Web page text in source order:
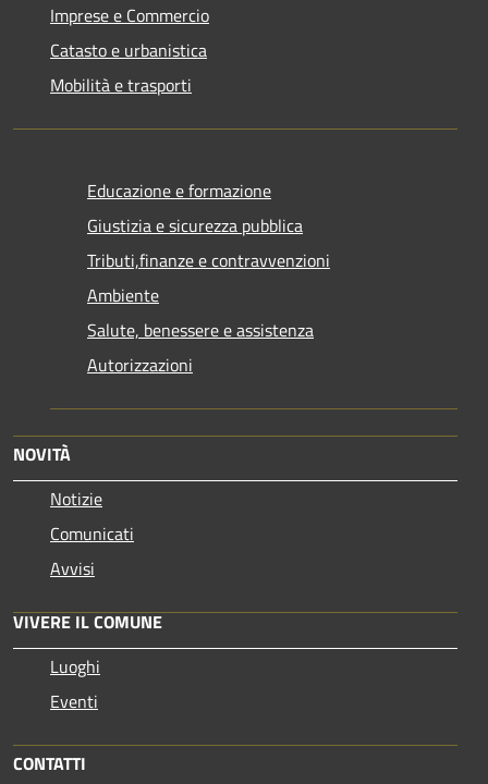
Imprese e Commercio
Catasto e urbanistica
Mobilità e trasporti
Educazione e formazione
Giustizia e sicurezza pubblica
Tributi,finanze e contravvenzioni
Ambiente
Salute, benessere e assistenza
Autorizzazioni
NOVITÀ
Notizie
Comunicati
Avvisi
VIVERE IL COMUNE
Luoghi
Eventi
CONTATTI